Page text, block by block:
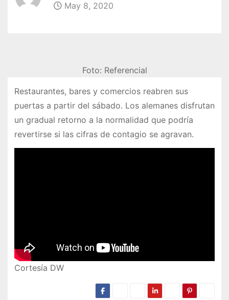
May 8, 2020
Foto: Referencial
Restaurantes, bares y comercios reabren sus
puertas a partir del sábado. Los alemanes disfrutan
un gradual retorno a la normalidad que podría
revertirse si las cifras de contagio se agravan.
Cortesía DW